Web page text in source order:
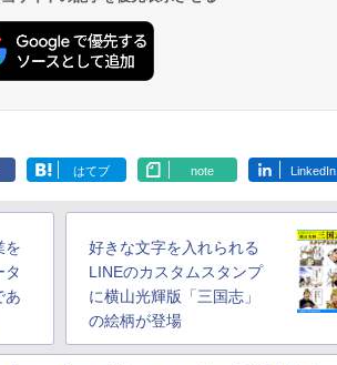
はてブ note LinkedIn
を
タ
あ
好きな文字を入れられる
LINEのカスタムスタンプ
に横山光輝版「三国志」
の絵柄が登場